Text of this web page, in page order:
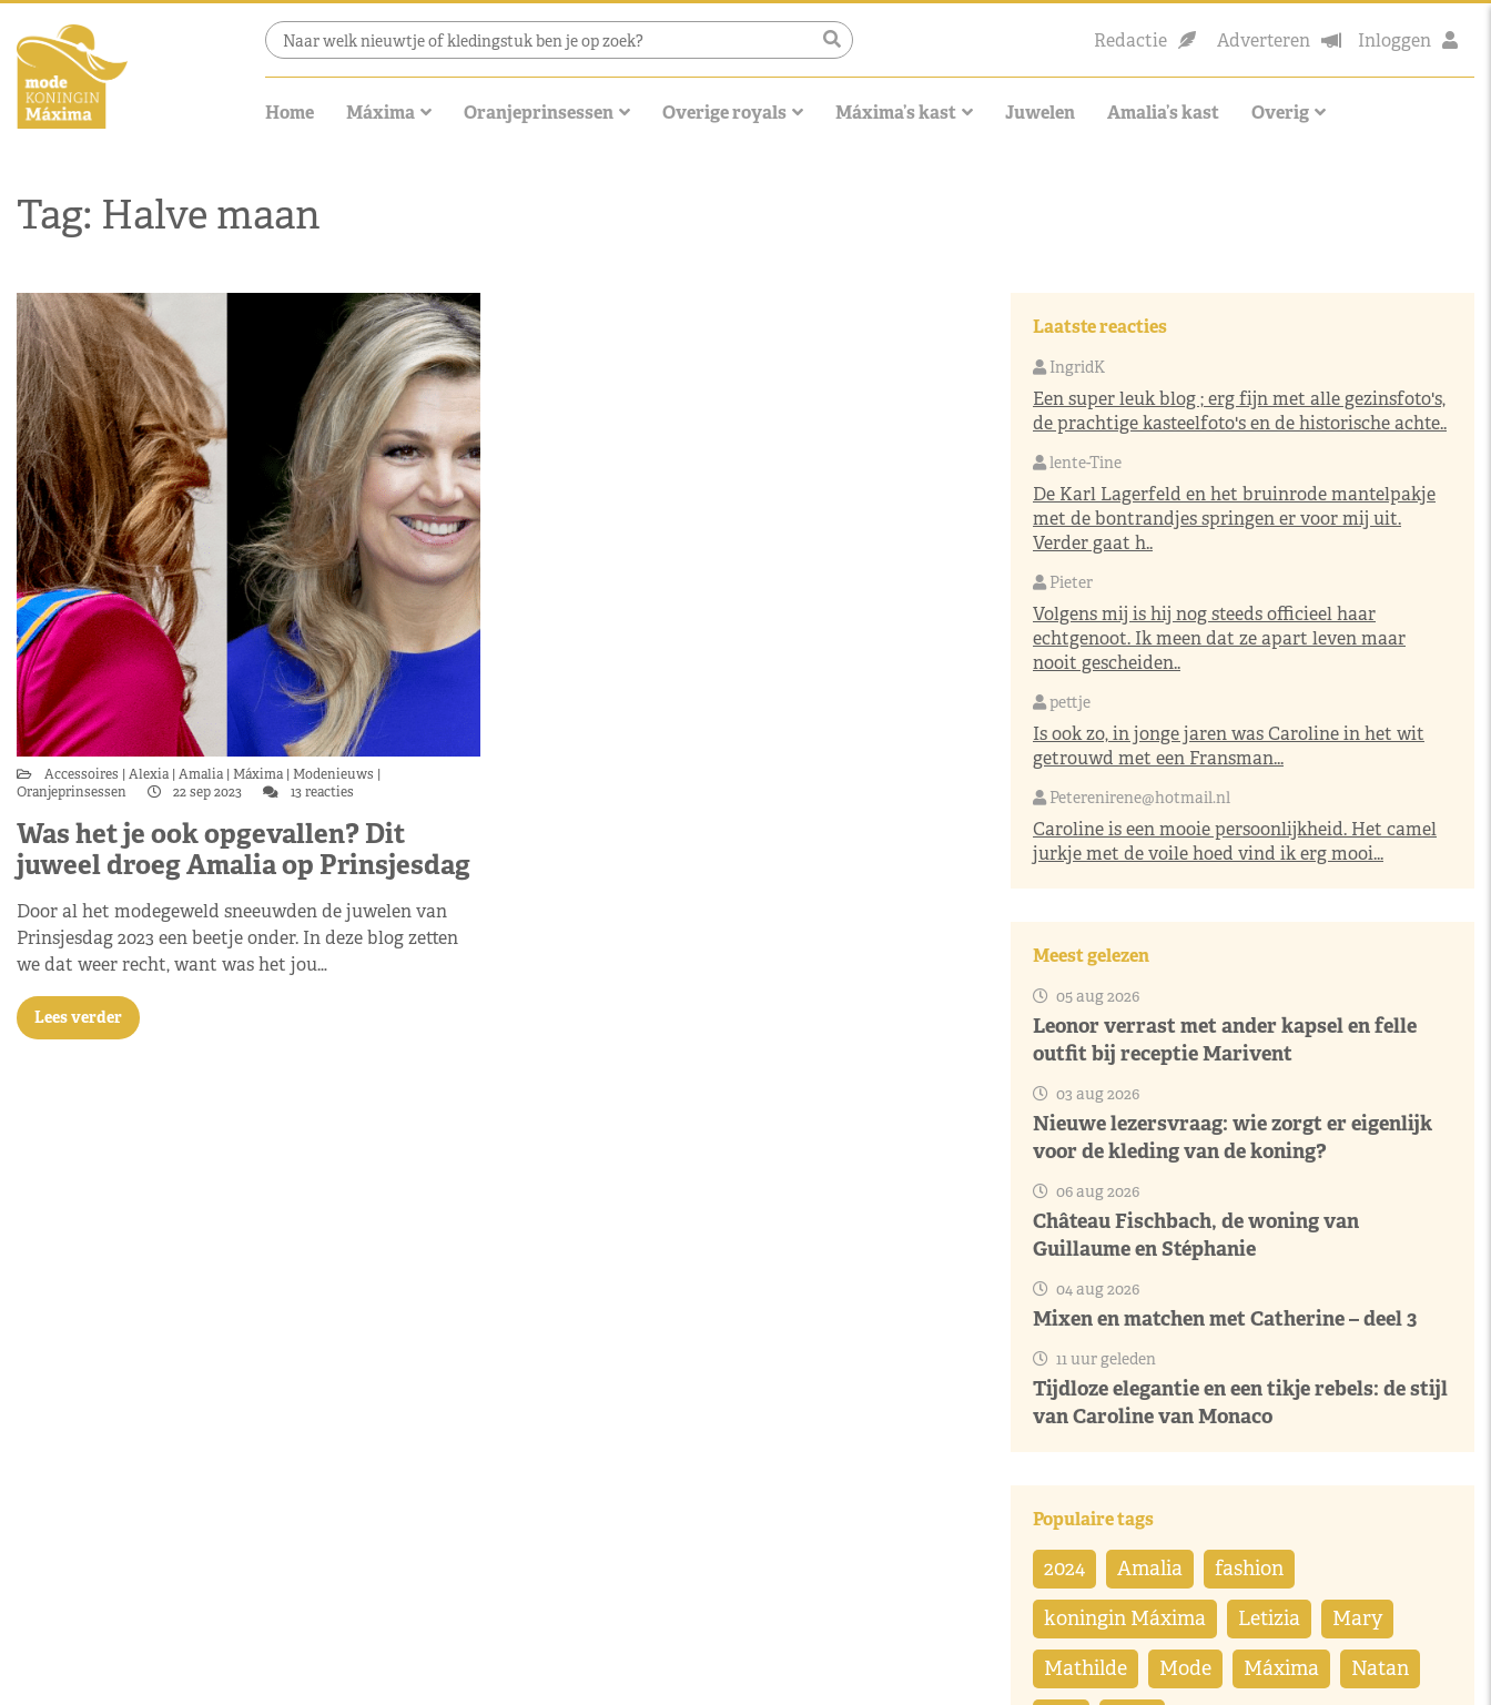
Redactie Adverteren Inloggen
Home Máxima Oranjeprinsessen Overige royals Máxima’s kast Juwelen Amalia’s kast Overig
Tag: Halve maan
Accessoires Alexia Amalia Máxima Modenieuws
Oranjeprinsessen
22 sep 2023 13 reacties
Was het je ook opgevallen? Dit
juweel droeg Amalia op Prinsjesdag
Door al het modegeweld sneeuwden de juwelen van
Prinsjesdag 2023 een beetje onder. In deze blog zetten
we dat weer recht, want was het jou…
Lees verder
Laatste reacties
IngridK
Een super leuk blog ; erg fijn met alle gezinsfoto's,
de prachtige kasteelfoto's en de historische achte..
lente-Tine
De Karl Lagerfeld en het bruinrode mantelpakje
met de bontrandjes springen er voor mij uit.
Verder gaat h..
Pieter
Volgens mij is hij nog steeds officieel haar
echtgenoot. Ik meen dat ze apart leven maar
nooit gescheiden..
pettje
Is ook zo, in jonge jaren was Caroline in het wit
getrouwd met een Fransman...
Peterenirene@hotmail.nl
Caroline is een mooie persoonlijkheid. Het camel
jurkje met de voile hoed vind ik erg mooi...
Meest gelezen
05 aug 2026
Leonor verrast met ander kapsel en felle
outfit bij receptie Marivent
03 aug 2026
Nieuwe lezersvraag: wie zorgt er eigenlijk
voor de kleding van de koning?
06 aug 2026
Château Fischbach, de woning van
Guillaume en Stéphanie
04 aug 2026
Mixen en matchen met Catherine – deel 3
11 uur geleden
Tijdloze elegantie en een tikje rebels: de stijl
van Caroline van Monaco
Populaire tags
2024 Amalia fashion
koningin Máxima Letizia Mary
Mathilde Mode Máxima Natan